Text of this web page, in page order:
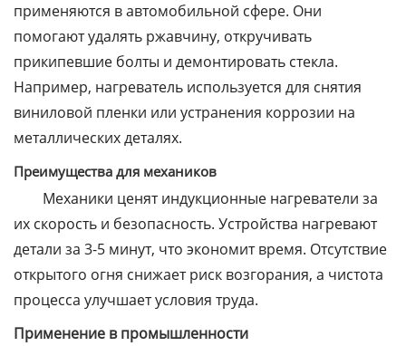
применяются в автомобильной сфере. Они
помогают удалять ржавчину, откручивать
прикипевшие болты и демонтировать стекла.
Например, нагреватель используется для снятия
виниловой пленки или устранения коррозии на
металлических деталях.
Преимущества для механиков
Механики ценят индукционные нагреватели за
их скорость и безопасность. Устройства нагревают
детали за 3-5 минут, что экономит время. Отсутствие
открытого огня снижает риск возгорания, а чистота
процесса улучшает условия труда.
Применение в промышленности